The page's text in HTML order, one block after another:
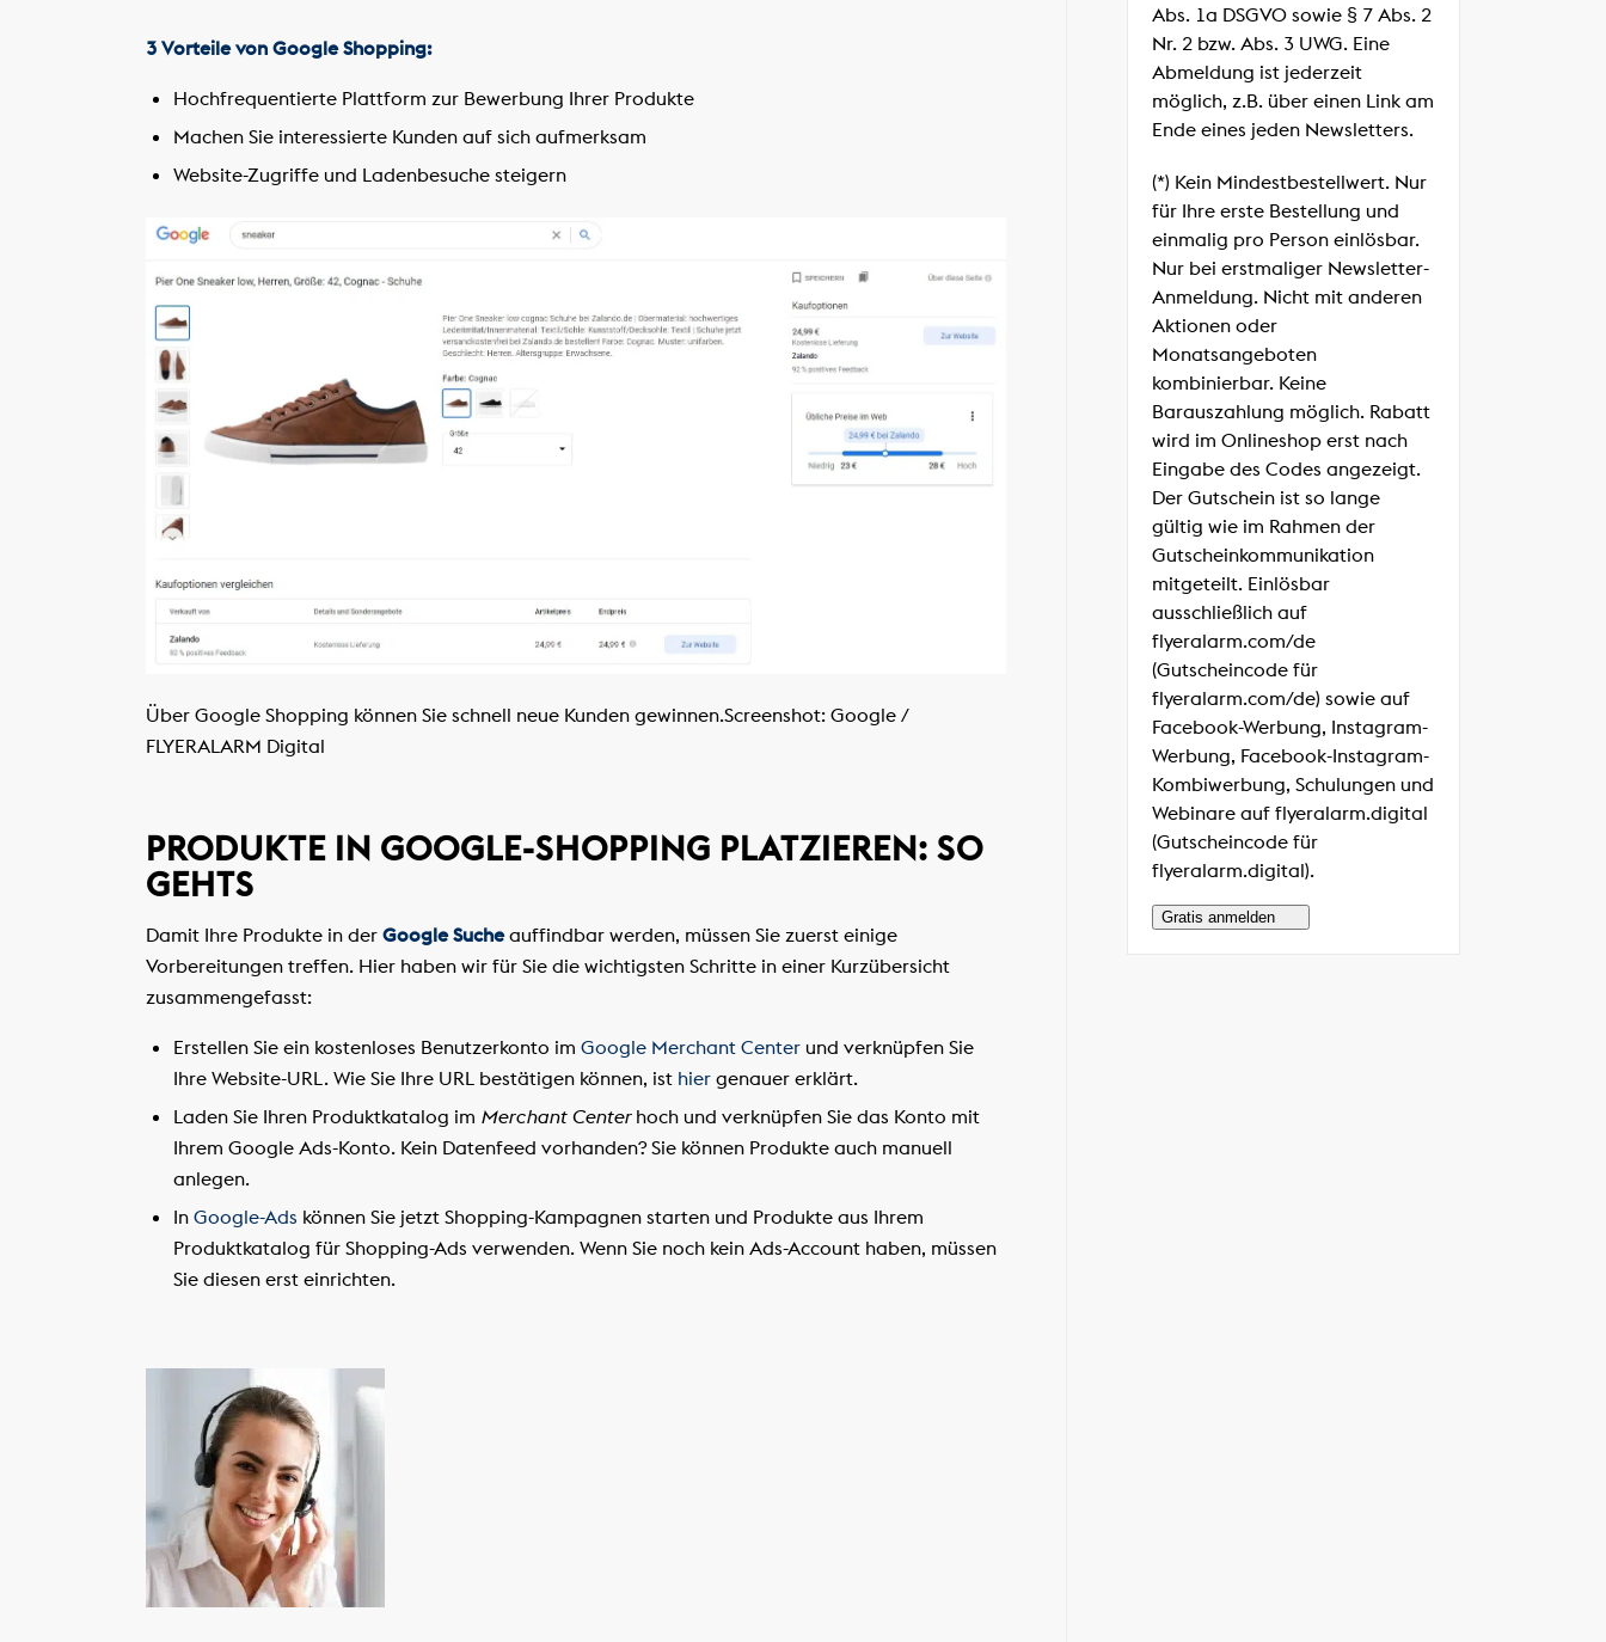
3 Vorteile von Google Shopping:
Hochfrequentierte Plattform zur Bewerbung Ihrer Produkte
Machen Sie interessierte Kunden auf sich aufmerksam
Website-Zugriffe und Ladenbesuche steigern
Über Google Shopping können Sie schnell neue Kunden gewinnen.Screenshot: Google /
FLYERALARM Digital
PRODUKTE IN GOOGLE-SHOPPING PLATZIEREN: SO
GEHTS
Damit Ihre Produkte in der Google Sucheauffindbar werden, müssen Sie zuerst einige
Vorbereitungen treffen. Hier haben wir für Sie die wichtigsten Schritte in einer Kurzübersicht
zusammengefasst:
Erstellen Sie ein kostenloses Benutzerkonto im Google Merchant Center und verknüpfen Sie
Ihre Website-URL. Wie Sie Ihre URL bestätigen können, ist hier genauer erklärt.
Laden Sie Ihren Produktkatalog im Merchant Centerhoch und verknüpfen Sie das Konto mit
Ihrem Google Ads-Konto. Kein Datenfeed vorhanden? Sie können Produkte auch manuell
anlegen.
In Google-Ads können Sie jetzt Shopping-Kampagnen starten und Produkte aus Ihrem
Produktkatalog für Shopping-Ads verwenden. Wenn Sie noch kein Ads-Account haben, müssen
Sie diesen erst einrichten.
Abs. 1a DSGVO sowie § 7 Abs. 2
Nr. 2 bzw. Abs. 3 UWG. Eine
Abmeldung ist jederzeit
möglich, z.B. über einen Link am
Ende eines jeden Newsletters.
(*) Kein Mindestbestellwert. Nur
für Ihre erste Bestellung und
einmalig pro Person einlösbar.
Nur bei erstmaliger Newsletter-
Anmeldung. Nicht mit anderen
Aktionen oder
Monatsangeboten
kombinierbar. Keine
Barauszahlung möglich. Rabatt
wird im Onlineshop erst nach
Eingabe des Codes angezeigt.
Der Gutschein ist so lange
gültig wie im Rahmen der
Gutscheinkommunikation
mitgeteilt. Einlösbar
ausschließlich auf
flyeralarm.com/de
(Gutscheincode für
flyeralarm.com/de) sowie auf
Facebook-Werbung, Instagram-
Werbung, Facebook-Instagram-
Kombiwerbung, Schulungen und
Webinare auf flyeralarm.digital
(Gutscheincode für
flyeralarm.digital).
Gratis anmelden